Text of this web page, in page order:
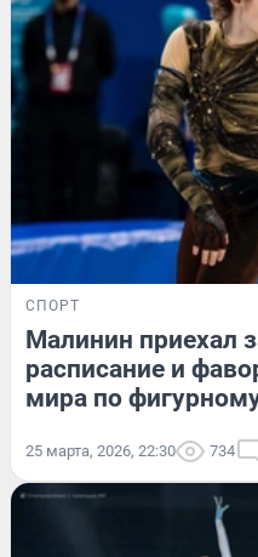
СПОРТ
Малинин приехал
расписание и
мира по
25 марта, 2026, 22:30 734